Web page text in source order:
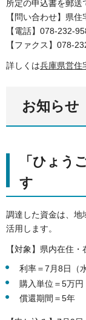
所定の申込書を郵送
【問い合わせ】県
【電話】078-232-
【ファクス】078-
詳しくは兵庫県営住
お知らせ
「ひょう
す
調達した資金は、地
活用します。
【対象】県内在住
利率＝7月8日（
購入単位＝5万円
償還期間＝5年